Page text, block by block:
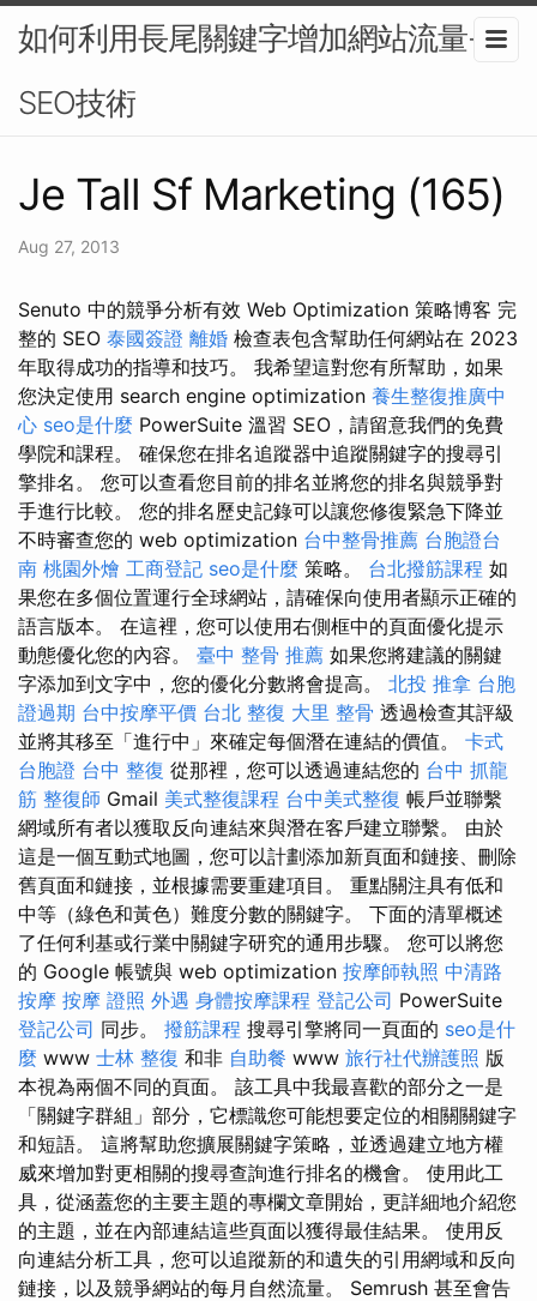
如何利用長尾關鍵字增加網站流量-
SEO技術
Je Tall Sf Marketing (165)
Aug 27, 2013
Senuto 中的競爭分析有效 Web Optimization 策略博客 完
整的 SEO 泰國簽證 離婚 檢查表包含幫助任何網站在 2023
年取得成功的指導和技巧。 我希望這對您有所幫助，如果
您決定使用 search engine optimization 養生整復推廣中
心 seo是什麼 PowerSuite 溫習 SEO，請留意我們的免費
學院和課程。 確保您在排名追蹤器中追蹤關鍵字的搜尋引
擎排名。 您可以查看您目前的排名並將您的排名與競爭對
手進行比較。 您的排名歷史記錄可以讓您修復緊急下降並
不時審查您的 web optimization 台中整骨推薦 台胞證台
南 桃園外燴 工商登記 seo是什麼 策略。 台北撥筋課程 如
果您在多個位置運行全球網站，請確保向使用者顯示正確的
語言版本。 在這裡，您可以使用右側框中的頁面優化提示
動態優化您的內容。 臺中 整骨 推薦 如果您將建議的關鍵
字添加到文字中，您的優化分數將會提高。 北投 推拿 台胞
證過期 台中按摩平價 台北 整復 大里 整骨 透過檢查其評級
並將其移至「進行中」來確定每個潛在連結的價值。 卡式
台胞證 台中 整復 從那裡，您可以透過連結您的 台中 抓龍
筋 整復師 Gmail 美式整復課程 台中美式整復 帳戶並聯繫
網域所有者以獲取反向連結來與潛在客戶建立聯繫。 由於
這是一個互動式地圖，您可以計劃添加新頁面和鏈接、刪除
舊頁面和鏈接，並根據需要重建項目。 重點關注具有低和
中等（綠色和黃色）難度分數的關鍵字。 下面的清單概述
了任何利基或行業中關鍵字研究的通用步驟。 您可以將您
的 Google 帳號與 web optimization 按摩師執照 中清路
按摩 按摩 證照 外遇 身體按摩課程 登記公司 PowerSuite
登記公司 同步。 撥筋課程 搜尋引擎將同一頁面的 seo是什
麼 www 士林 整復 和非 自助餐 www 旅行社代辦護照 版
本視為兩個不同的頁面。 該工具中我最喜歡的部分之一是
「關鍵字群組」部分，它標識您可能想要定位的相關關鍵字
和短語。 這將幫助您擴展關鍵字策略，並透過建立地方權
威來增加對更相關的搜尋查詢進行排名的機會。 使用此工
具，從涵蓋您的主要主題的專欄文章開始，更詳細地介紹您
的主題，並在內部連結這些頁面以獲得最佳結果。 使用反
向連結分析工具，您可以追蹤新的和遺失的引用網域和反向
鏈接，以及競爭網站的每月自然流量。 Semrush 甚至會告